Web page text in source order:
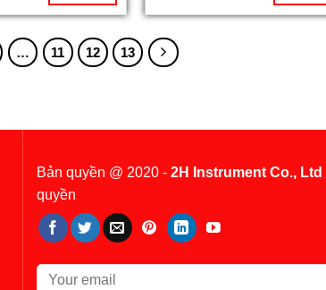
… 11 12 13
Bản quyền @ 2020 - 2H Instrument Co., Ltd
quyền